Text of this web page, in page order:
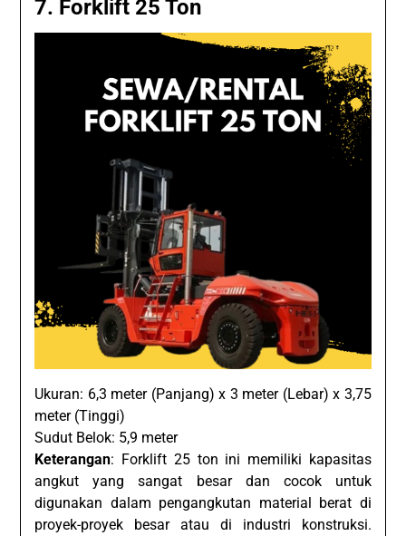
7. Forklift 25 Ton
Ukuran: 6,3 meter (Panjang) x 3 meter (Lebar) x 3,75
meter (Tinggi)
Sudut Belok: 5,9 meter
Keterangan: Forklift 25 ton ini memiliki kapasitas
angkut yang sangat besar dan cocok untuk
digunakan dalam pengangkutan material berat di
proyek-proyek besar atau di industri konstruksi.